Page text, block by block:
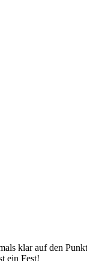
klar auf den
ein Fest!